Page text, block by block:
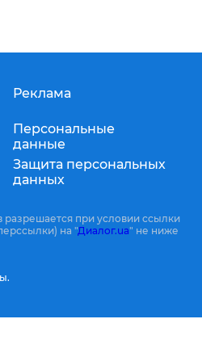
Реклама
Персональные
данные
Защита персональных
данных
при условии ссылки
на "Диалог.ua" не ниже